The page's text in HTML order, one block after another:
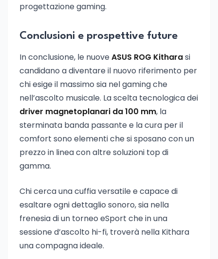
progettazione gaming.
Conclusioni e prospettive future
In conclusione, le nuoveASUS ROG Kitharasi
candidano a diventare il nuovo riferimento per
chi esige il massimo sia nel gaming che
nell’ascolto musicale. La scelta tecnologica dei
driver magnetoplanari da 100 mm, la
sterminata banda passante e la cura per il
comfort sono elementi che si sposano con un
prezzo in linea con altre soluzioni top di
gamma.
Chi cerca una cuffia versatile e capace di
esaltare ogni dettaglio sonoro, sia nella
frenesia di un torneo eSport che in una
sessione d’ascolto hi-fi, troverà nella Kithara
una compagna ideale.